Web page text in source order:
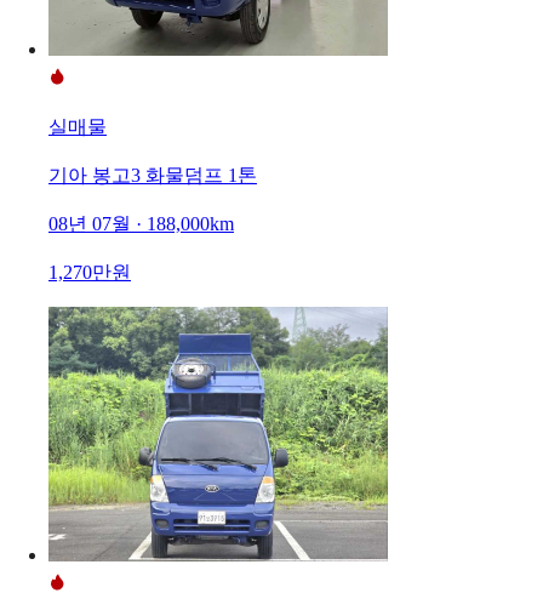
실매물
기아 봉고3 화물덤프 1톤
08년 07월 · 188,000km
1,270만원